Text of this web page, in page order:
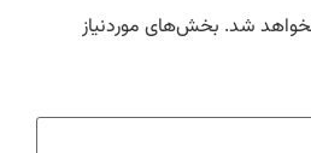
شد. بخش‌های موردنیاز